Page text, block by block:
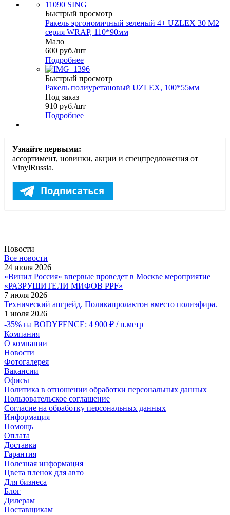
Быстрый просмотр
Ракель эргономичный зеленый 4+ UZLEX 30 М2
серия WRAP, 110*90мм
Мало
600 руб./шт
Подробнее
Быстрый просмотр
Ракель полиуретановый UZLEX, 100*55мм
Под заказ
910 руб./шт
Подробнее
Узнайте первыми:
ассортимент, новинки, акции и спецпредложения от
VinylRussia.
Новости
Все новости
24 июля 2026
«Винил Россия» впервые проведет в Москве мероприятие
«РАЗРУШИТЕЛИ МИФОВ PPF»
7 июля 2026
Технический апгрейд. Поликапролактон вместо полиэфира.
1 июля 2026
-35% на BODYFENCE: 4 900 ₽ / п.метр
Компания
О компании
Новости
Фотогалерея
Вакансии
Офисы
Политика в отношении обработки персональных данных
Пользовательское соглашение
Согласие на обработку персональных данных
Информация
Помощь
Оплата
Доставка
Гарантия
Полезная информация
Цвета пленок для авто
Для бизнеса
Блог
Дилерам
Поставщикам